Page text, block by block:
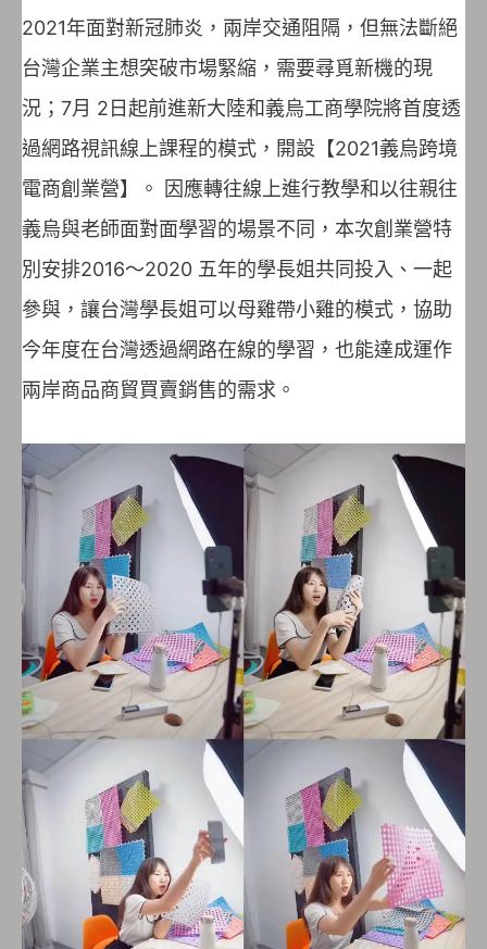
2021年面對新冠肺炎，兩岸交通阻隔，但無法斷絕
台灣企業主想突破市場緊縮，需要尋覓新機的現
況；7月 2日起前進新大陸和義烏工商學院將首度透
過網路視訊線上課程的模式，開設【2021義烏跨境
電商創業營】。 因應轉往線上進行教學和以往親往
義烏與老師面對面學習的場景不同，本次創業營特
別安排2016～2020 五年的學長姐共同投入、一起
參與，讓台灣學長姐可以母雞帶小雞的模式，協助
今年度在台灣透過網路在線的學習，也能達成運作
兩岸商品商貿買賣銷售的需求。